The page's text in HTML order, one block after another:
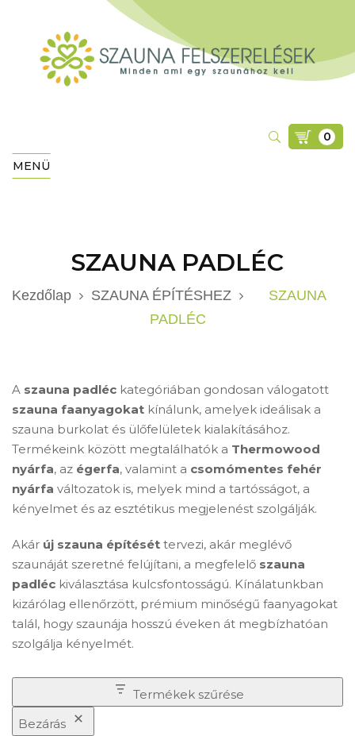
0
MENÜ
SZAUNA PADLÉC
Kezdőlap SZAUNA ÉPÍTÉSHEZ
SZAUNA
PADLÉC
A szauna padléc kategóriában gondosan válogatott
szauna faanyagokat kínálunk, amelyek ideálisak a
szauna burkolat és ülőfelületek kialakításához.
Termékeink között megtalálhatók a Thermowood
nyárfa, az égerfa, valamint a csomómentes fehér
nyárfa változatok is, melyek mind a tartósságot, a
kényelmet és az esztétikus megjelenést szolgálják.
Akár új szauna építését tervezi, akár meglévő
szaunáját szeretné felújítani, a megfelelő szauna
padléc kiválasztása kulcsfontosságú. Kínálatunkban
kizárólag ellenőrzött, prémium minőségű faanyagokat
talál, hogy szaunája hosszú éveken át megbízhatóan
szolgálja kényelmét.
Termékek szűrése
Bezárás